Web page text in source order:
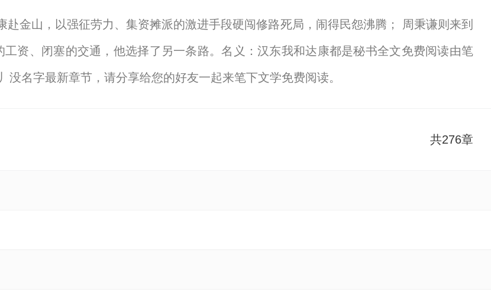
金山，以强征劳力、集资摊派的激进手段硬闯修路死局，闹得民怨沸腾； 周秉谦则来到
资、闭塞的交通，他选择了另一条路。名义：汉东我和达康都是秘书全文免费阅读由笔
名字最新章节，请分享给您的好友一起来笔下文学免费阅读。
共276章